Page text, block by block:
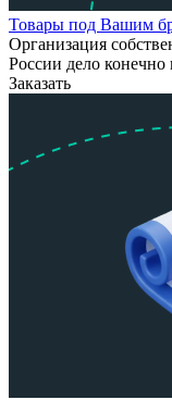
Товары под Вашим
Организация
России дело конечно
Заказать